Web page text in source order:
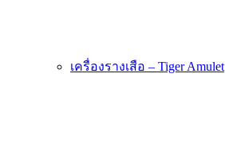
เครื่องรางเสือ – Tiger Amulet